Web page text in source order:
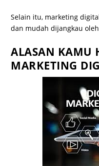
Selain itu, marketing
dan mudah dijangkau
ALASAN KAMU
MARKETING